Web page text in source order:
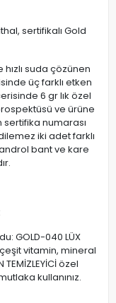
sertifikalı Gold
suda çözünen
üç farklı etken
6 gr lık özel
ve ürüne
numarası
iki adet farklı
bant ve kare
GOLD-040 LÜX
çeşit vitamin, mineral
özel
kullanınız.